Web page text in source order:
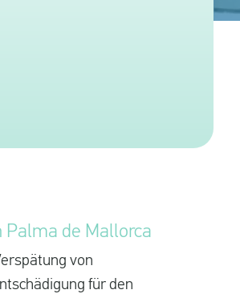
Palma de Mallorca
von
für den